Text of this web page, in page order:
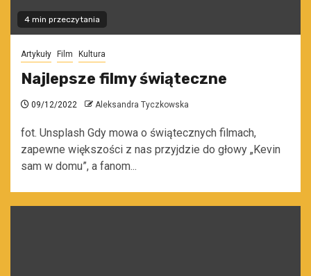
4 min przeczytania
Artykuły Film Kultura
Najlepsze filmy świąteczne
09/12/2022 Aleksandra Tyczkowska
fot. Unsplash Gdy mowa o świątecznych filmach,
zapewne większości z nas przyjdzie do głowy „Kevin
sam w domu”, a fanom...